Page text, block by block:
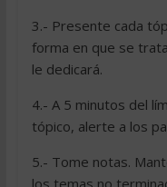
3.- Presente cada
forma en que se
le dedicará.
4.- A 5 minutos del
tópico, alerte a los
5.- Tome notas.
los temas no